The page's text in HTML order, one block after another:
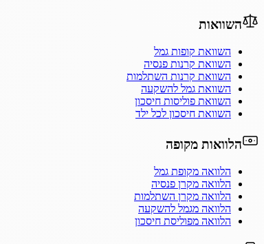
השוואות
השוואת קופות גמל
השוואת קרנות פנסיה
השוואת קרנות השתלמות
השוואת גמל להשקעה
השוואת פוליסות חיסכון
השוואת חיסכון לכל ילד
הלוואות מקופה
הלוואה מקופת גמל
הלוואה מקרן פנסיה
הלוואה מקרן השתלמות
הלוואה מגמל להשקעה
הלוואה מפוליסת חיסכון